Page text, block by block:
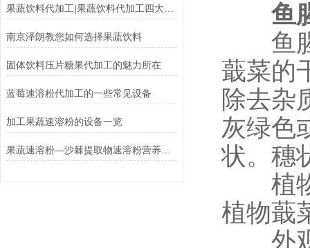
南京泽朗教您如何选择果蔬饮料
固体饮料压片糖果代加工的魅力所在
蓝莓速溶粉代加工的一些常见设备
加工果蔬速溶粉的设备一览
果蔬速溶粉—沙棘提取物速溶粉营养丰富
鱼
鱼腥
蕺菜的
除去杂
灰绿色
状。穗
植物
植物蕺
外观